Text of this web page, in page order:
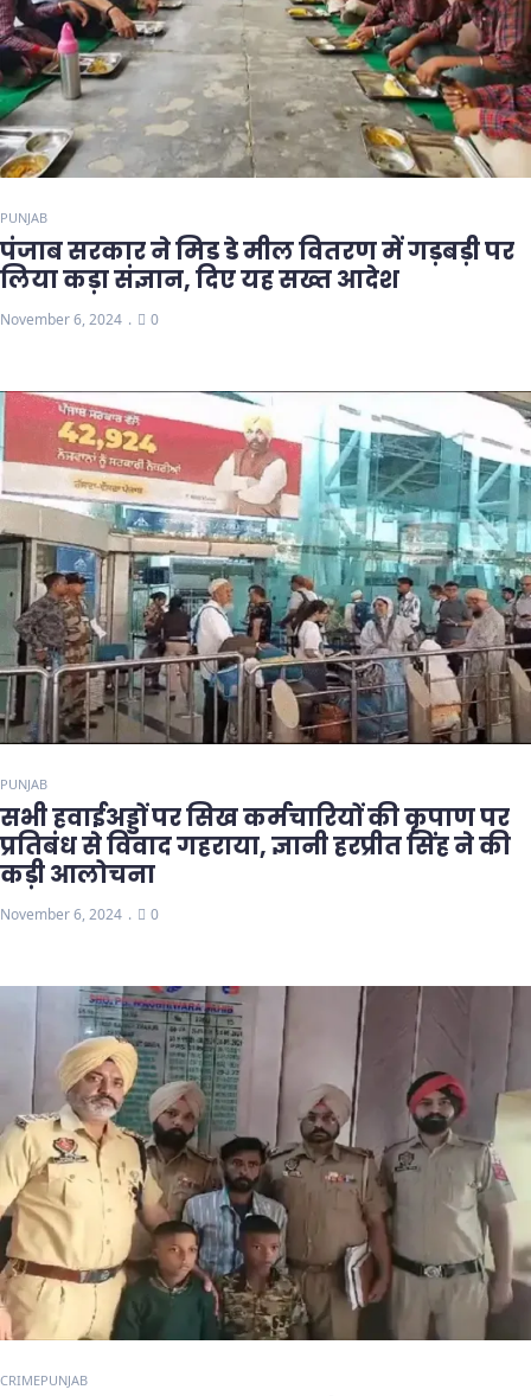
PUNJAB
पंजाब सरकार ने मिड डे मील वितरण में गड़बड़ी पर
लिया कड़ा संज्ञान, दिए यह सख्त आदेश
November 6, 2024 0
PUNJAB
सभी हवाईअड्डों पर सिख कर्मचारियों की कृपाण पर
प्रतिबंध से विवाद गहराया, ज्ञानी हरप्रीत सिंह ने की
कड़ी आलोचना
November 6, 2024 0
CRIMEPUNJAB